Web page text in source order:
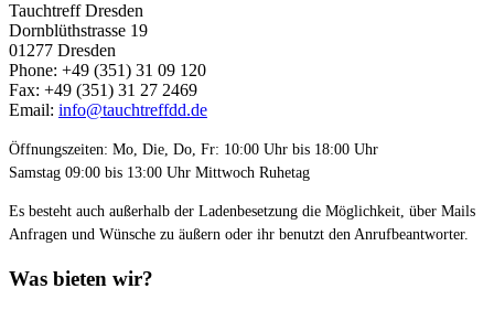
Tauchtreff Dresden
Dorn­blüth­strasse 19
01277 Dres­den
Phone: +49 (351) 31 09 120
Fax: +49 (351) 31 27 2469
Email: info@tauchtreffdd.de
Öffnungszeiten: Mo, Die, Do, Fr: 10:00 Uhr bis 18:00 Uhr
Samstag 09:00 bis 13:00 Uhr Mittwoch Ruhetag
Es besteht auch außerhalb der Ladenbesetzung die Möglichkeit, über Mails
Anfragen und Wünsche zu äußern oder ihr benutzt den Anrufbeantworter.
Was bieten wir?